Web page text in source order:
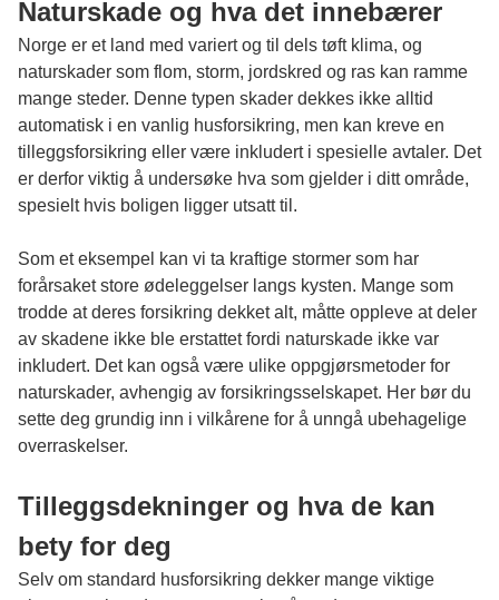
Naturskade og hva det innebærer
Norge er et land med variert og til dels tøft klima, og
naturskader som flom, storm, jordskred og ras kan ramme
mange steder. Denne typen skader dekkes ikke alltid
automatisk i en vanlig husforsikring, men kan kreve en
tilleggsforsikring eller være inkludert i spesielle avtaler. Det
er derfor viktig å undersøke hva som gjelder i ditt område,
spesielt hvis boligen ligger utsatt til.
Som et eksempel kan vi ta kraftige stormer som har
forårsaket store ødeleggelser langs kysten. Mange som
trodde at deres forsikring dekket alt, måtte oppleve at deler
av skadene ikke ble erstattet fordi naturskade ikke var
inkludert. Det kan også være ulike oppgjørsmetoder for
naturskader, avhengig av forsikringsselskapet. Her bør du
sette deg grundig inn i vilkårene for å unngå ubehagelige
overraskelser.
Tilleggsdekninger og hva de kan
bety for deg
Selv om standard husforsikring dekker mange viktige